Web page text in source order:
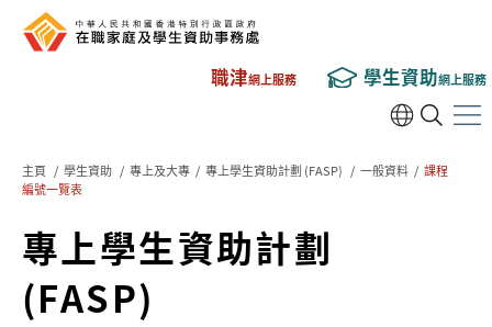
職津網上服務 學生資助網上服務
主頁 / 學生資助 / 專上及大專 / 專上學生資助計劃 (FASP) / 一般資料 / 課程
編號一覽表
專上學生資助計劃
(FASP)